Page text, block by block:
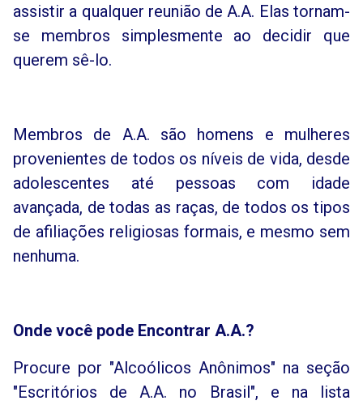
assistir a qualquer reunião de A.A. Elas tornam-
se membros simplesmente ao decidir que
querem sê-lo.
Membros de A.A. são homens e mulheres
provenientes de todos os níveis de vida, desde
adolescentes até pessoas com idade
avançada, de todas as raças, de todos os tipos
de afiliações religiosas formais, e mesmo sem
nenhuma.
Onde você pode Encontrar A.A.?
Procure por "Alcoólicos Anônimos" na seção
"Escritórios de A.A. no Brasil", e na lista